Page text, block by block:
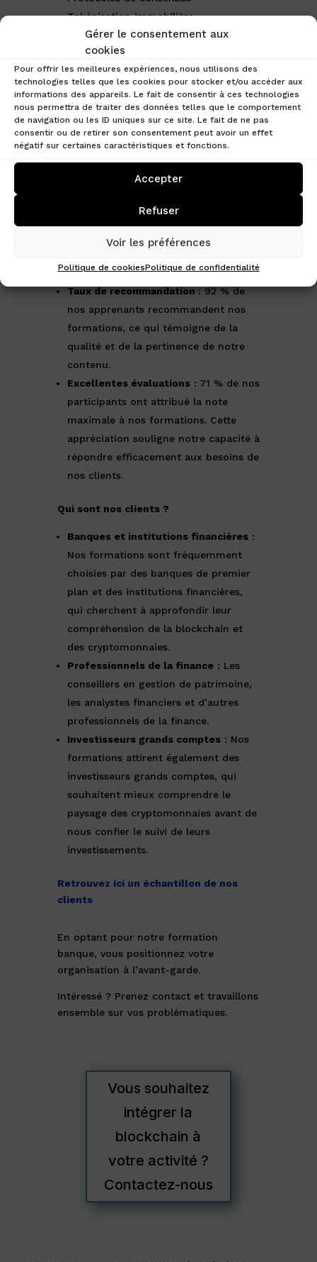
Gérer le consentement aux
cookies
Pour offrir les meilleures expériences, nous utilisons des
technologies telles que les cookies pour stocker et/ou accéder aux
informations des appareils. Le fait de consentir à ces technologies
nous permettra de traiter des données telles que le comportement
de navigation ou les ID uniques sur ce site. Le fait de ne pas
consentir ou de retirer son consentement peut avoir un effet
négatif sur certaines caractéristiques et fonctions.
Accepter
Refuser
Voir les préférences
Politique de cookiesPolitique de confidentialité
Tokénisation immobilière
Et bien plus
Avis clients
Chez Crypto Patrimoine, nous nous
engageons à offrir des formations de la
satisfaction et les retours de nos clients
sont au cœur de notre démarche. Voici
formations :
Chiffres de satisfaction
Taux de recommandation: 92 % de
nos apprenants recommandent nos
formations, ce qui témoigne de la
qualité et de la pertinence de notre
contenu.
Excellentes évaluations: 71 % de nos
participants ont attribué la note
maximale à nos formations. Cette
appréciation souligne notre capacité à
répondre efficacement aux besoins de
nos clients.
Qui sont nos clients ?
Banques et institutions financières:
Nos formations sont fréquemment
choisies par des banques de premier
plan et des institutions financières,
qui cherchent à approfondir leur
compréhension de la blockchain et
des cryptomonnaies.
Professionnels de la finance: Les
conseillers en gestion de patrimoine,
les analystes financiers et d’autres
professionnels de la finance.
Investisseurs grands comptes: Nos
formations attirent également des
investisseurs grands comptes, qui
souhaitent mieux comprendre le
paysage des cryptomonnaies avant de
nous confier le suivi de leurs
investissements.
Retrouvez ici un échantillon de nos
clients
En optant pour notre formation
banque, vous positionnez votre
organisation à l’avant-garde.
Intéressé ? Prenez contact et travaillons
ensemble sur vos problématiques.
Vous souhaitez
intégrer la
blockchain à
votre activité ?
Contactez-nous